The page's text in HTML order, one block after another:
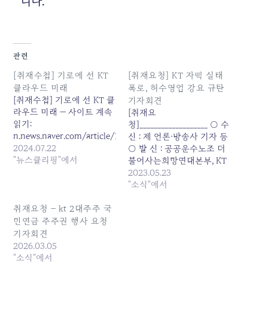
관련
[취재수첩] 기로에 선 KT
클라우드 미래
[취재수첩] 기로에 선 KT 클
라우드 미래 — 사이트 계속
읽기:
n.news.naver.com/article/138/0002178088
2024.07.22
"뉴스클리핑"에서
[취재요청] KT 자뻑 실태
폭로, 허수영업 강요 규탄
기자회견
[취재요
청]___________________ ○ 수
신 : 제 언론·방송사 기자 등
○ 발 신 : 공공운수노조 더
불어사는희망연대본부, KT
민주동지회, KT새노조 ○
문 의 : 희망연대본부 정책
2023.05.23
"소식"에서
취재요청 – kt 2대주주 국
민연금 주주권 행사 요청
기자회견
2026.03.05
"소식"에서